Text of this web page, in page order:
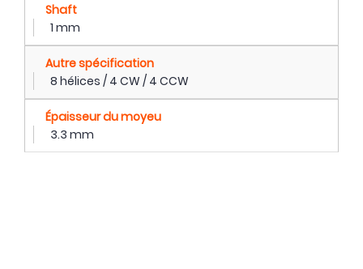
Shaft
1 mm
Autre spécification
8 hélices / 4 CW / 4 CCW
Épaisseur du moyeu
3.3 mm